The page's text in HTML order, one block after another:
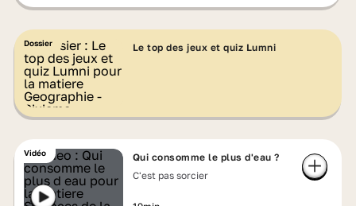
Dossier Le top des jeux et quiz Lumni
Vidéo
Qui consomme le plus d'eau ?
C'est pas sorcier